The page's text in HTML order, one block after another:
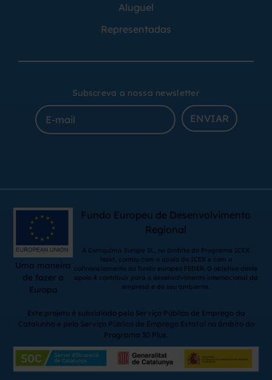
Aluguel
Representadas
Subscreva a nossa newsletter
ENVIAR
Uma maneira
de fazer a
Europa
Fundo Europeu de Desenvolvimento
Regional
A Comquima Europe SL, no âmbito do Programa ICEX
Next, contou com o apoio do ICEX e com o
cofinanciamento do fundo europeu FEDER. O objetivo deste
apoio é contribuir para o desenvolvimento internacional da
empresa e do seu ambiente.
Este projeto é subsidiado pelo Serviço Público de Emprego da
Catalunha e pelo Serviço Público de Emprego Estatal no âmbito do
Programa 30 Plus.